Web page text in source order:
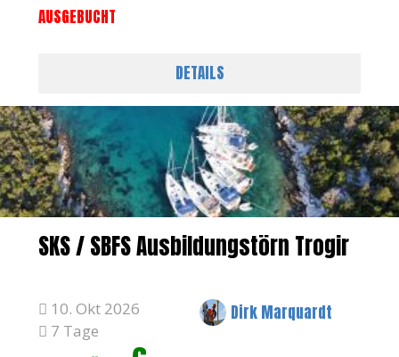
AUSGEBUCHT
DETAILS
SKS / SBFS Ausbildungstörn Trogir
10. Okt 2026
7 Tage
Dirk Marquardt